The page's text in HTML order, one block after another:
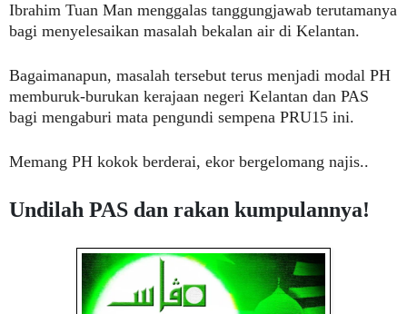
Ibrahim Tuan Man menggalas tanggungjawab terutamanya
bagi menyelesaikan masalah bekalan air di Kelantan.
Bagaimanapun, masalah tersebut terus menjadi modal PH
memburuk-burukan kerajaan negeri Kelantan dan PAS
bagi mengaburi mata pengundi sempena PRU15 ini.
Memang PH kokok berderai, ekor bergelomang najis..
Undilah PAS dan rakan kumpulannya!